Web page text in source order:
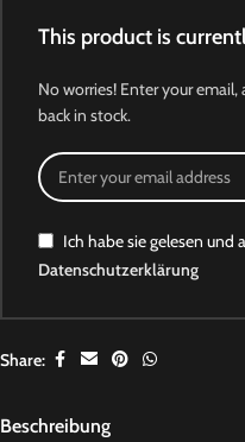
This product is
No worries! Enter your
back in stock.
Ich habe sie gelesen und
Datenschutzerklärung
Share:
Beschreibung